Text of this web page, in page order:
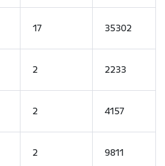
17 35302
2 2233
2 4157
2 9811